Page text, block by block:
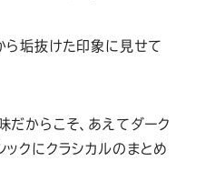
ら垢抜けた印象に見せて
からこそ、あえてダーク
クにクラシカルのまとめ